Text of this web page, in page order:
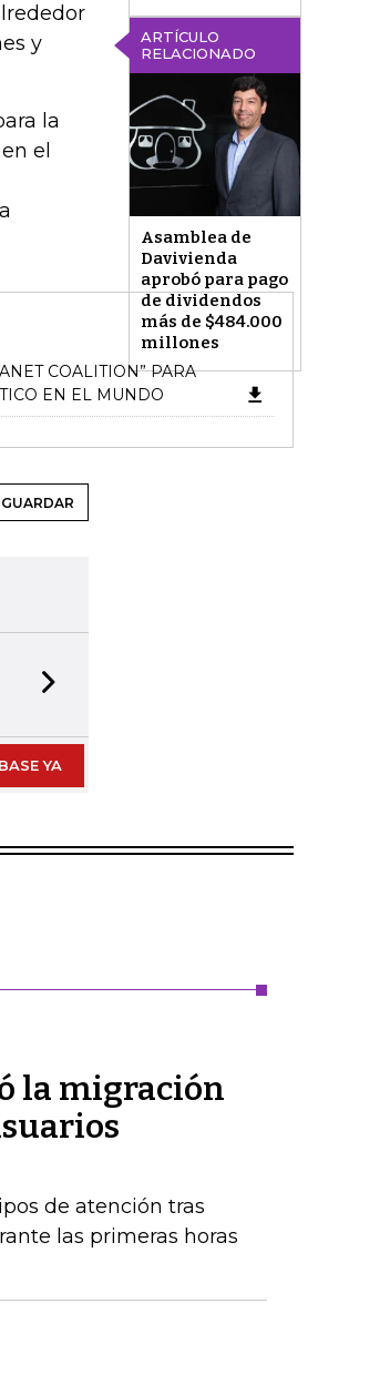
ARTÍCULO
RELACIONADO
Asamblea de
Davivienda
aprobó para pago
de dividendos
más de $484.000
millones
y
la
el
COALITION” PARA
EN EL MUNDO
GUARDAR
YA
la migración
de atención tras
las primeras horas